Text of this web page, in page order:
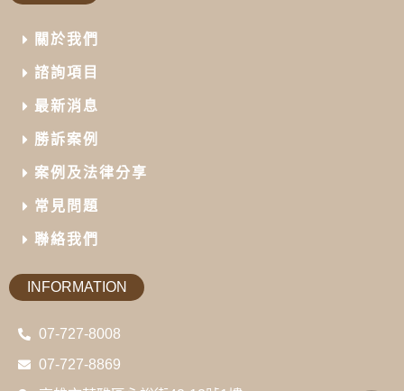
關於我們
諮詢項目
最新消息
勝訴案例
案例及法律分享
常見問題
聯絡我們
INFORMATION
07-727-8008
07-727-8869